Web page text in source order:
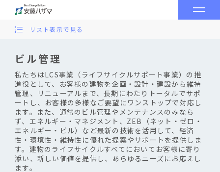
ビル管理
私たちはLCS事業（ライフサイクルサポート事業）の推
進役として、お客様の建物を企画・設計・建設から維持
管理、リニューアルまで、長期にわたりトータルでサポ
ートし、お客様の多様なご要望にワンストップで対応し
ます。また、通常のビル管理やメンテナンスのみなら
ず、エネルギー・マネジメント、ZEB（ネット・ゼロ・
エネルギー・ビル）など最新の技術を活用して、経済
性・環境性・維持性に優れた提案やサポートを提供しま
す。建物のライフサイクルすべてにおいてお客様に寄り
添い、新しい価値を提供し、あらゆるニーズにお応えし
ます。
リスト表示で見る